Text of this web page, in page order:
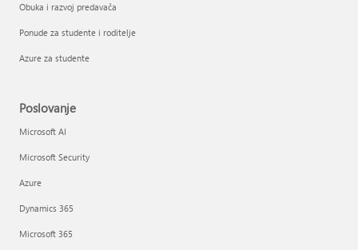
Obuka i razvoj predavača
Ponude za studente i roditelje
Azure za studente
Poslovanje
Microsoft AI
Microsoft Security
Azure
Dynamics 365
Microsoft 365